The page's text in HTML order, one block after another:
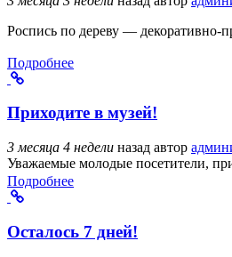
Роспись по дереву — декоративно-
Подробнее
Приходите в музей!
3 месяца 4 недели назад автор
Уважаемые молодые посетители,
Подробнее
Осталось 7 дней!